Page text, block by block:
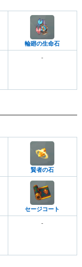
輪廻の生命石
-
賢者の石
セージコート
-